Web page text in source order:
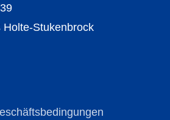
Stukenbrock